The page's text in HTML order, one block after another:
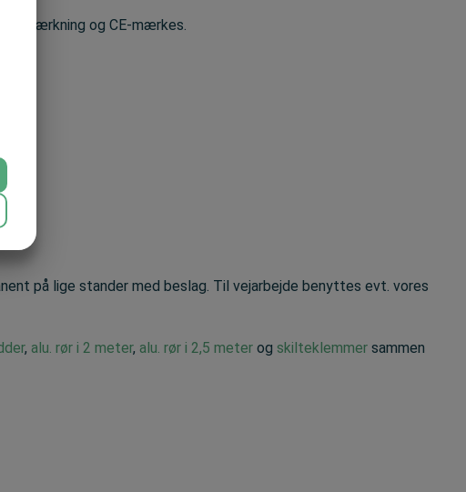
og CE-mærkes.
på lige stander med beslag. Til vejarbejde benyttes evt. vores
, alu. rør i 2 meter, alu. rør i 2,5 meter og skilteklemmer sammen